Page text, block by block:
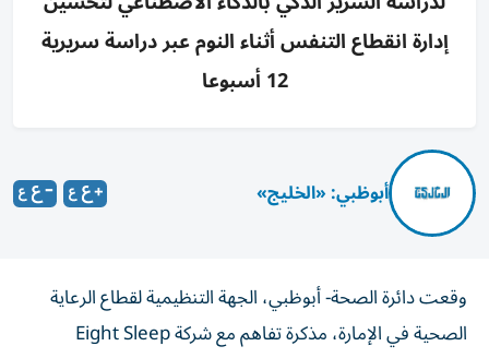
إدارة انقطاع التنفس أثناء النوم عبر دراسة سريرية
12 أسبوعا
أبوظبي: «الخليج»
وقعت دائرة الصحة- أبوظبي، الجهة التنظيمية لقطاع الرعاية
الصحية في الإمارة، مذكرة تفاهم مع شركة Eight Sleep